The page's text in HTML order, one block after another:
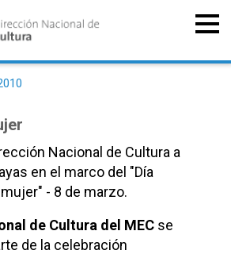
Nacional de Cultura a
en el marco del "Día
- 8 de marzo.
de Cultura del MEC se
de la celebración